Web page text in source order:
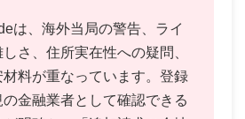
は、海外当局の警告、ライ
さ、住所実在性への疑問、
料が重なっています。登録
金融業者として確認できる